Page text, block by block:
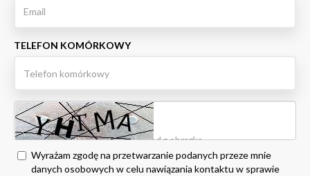
TELEFON KOMÓRKOWY
Wyrażam zgodę na przetwarzanie podanych przeze mnie
danych osobowych w celu nawiązania kontaktu w sprawie